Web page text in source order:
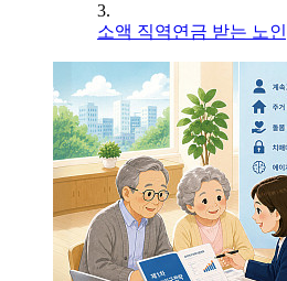
3.
소액 직역연금 받는 노